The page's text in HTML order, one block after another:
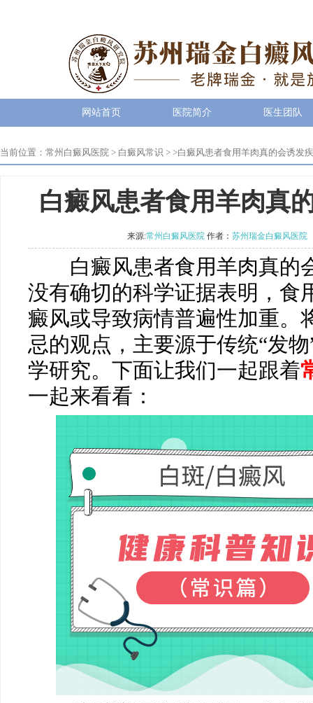
网站首页 医院简介 医生团队
当前位置： 常州白癜风医院 > 白癜风常识 > >白癜风患者食用羊肉真的会诱发
白癜风患者食用羊肉真
来源:常州白癜风医院 作者： 苏州瑞金白癜风医院
白癜风患者食用羊肉真的
没有确切的科学证据表明，食
癜风或导致病情普遍性加重。
忌的观点，主要源于传统“发
学研究。下面让我们一起跟着
一起来看看：